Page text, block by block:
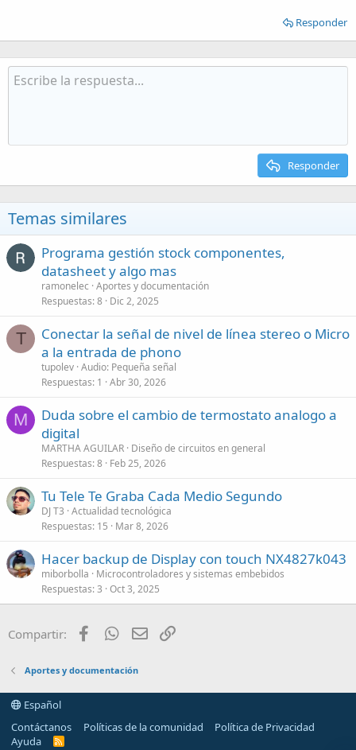
Responder
Responder
Temas similares
Programa gestión stock componentes,
datasheet y algo mas
ramonelec Aportes y documentación
Respuestas 8 Dic 2, 2025
T
Conectar la señal de nivel de línea stereo o Micro
a la entrada de phono
tupolev Audio: Pequeña señal
Respuestas 1 Abr 30, 2026
M
Duda sobre el cambio de termostato analogo a
digital
MARTHA AGUILAR Diseño de circuitos en general
Respuestas 8 Feb 25, 2026
Tu Tele Te Graba Cada Medio Segundo
DJ T3 Actualidad tecnológica
Respuestas 15 Mar 8, 2026
Hacer backup de Display con touch NX4827k043
miborbolla
Microcontroladores y sistemas embebidos
Respuestas 3 Oct 3, 2025
Compartir: FacebookWhatsApp
Email
Aportes y documentación
Español
Contáctanos
Políticas de la comunidad
Política de Privacidad
Ayuda
R